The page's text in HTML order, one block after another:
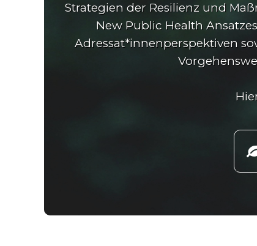
Strategien der Resilienz und
New Public Health
Adressat*innenperspektiven